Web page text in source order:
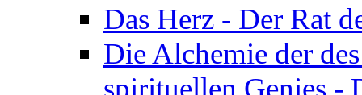
Das Herz - Der Rat
Die Alchemie der
spirituellen Genies -